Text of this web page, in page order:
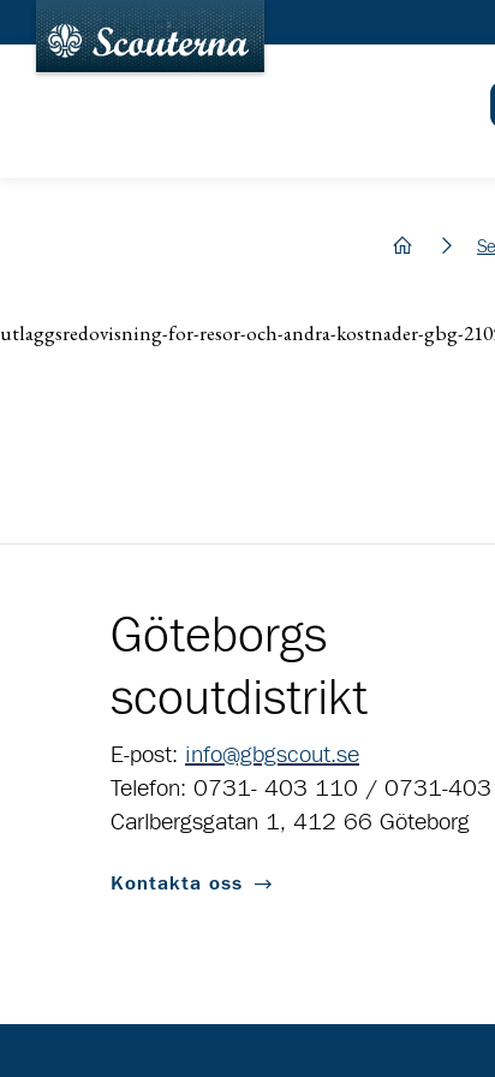
hem
utlaggsredovisning-for-resor-och-andra-kostnader-gbg-
Göteborgs
scoutdistrikt
E-post: info@gbgscout.se
Telefon: 0731- 403 110 / 0731-
Carlbergsgatan 1, 412 66 Göteborg
Kontakta oss